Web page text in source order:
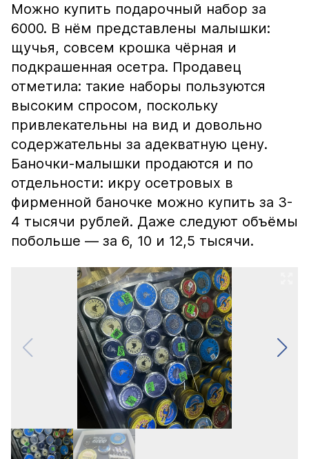
Можно купить подарочный набор за
6000. В нём представлены малышки:
щучья, совсем крошка чёрная и
подкрашенная осетра. Продавец
отметила: такие наборы пользуются
высоким спросом, поскольку
привлекательны на вид и довольно
содержательны за адекватную цену.
Баночки-малышки продаются и по
отдельности: икру осетровых в
фирменной баночке можно купить за 3-
4 тысячи рублей. Даже следуют объёмы
побольше — за 6, 10 и 12,5 тысячи.